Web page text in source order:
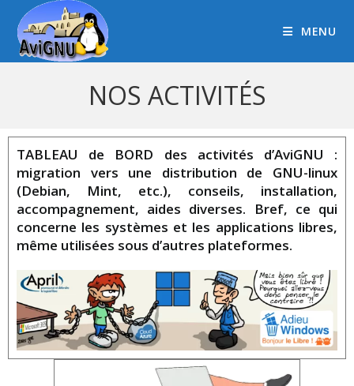
MENU
NOS ACTIVITÉS
TABLEAU de BORD des activités d’AviGNU :
migration vers une distribution de GNU-linux
(Debian, Mint, etc.), conseils, installation,
accompagnement, aides diverses. Bref, ce qui
concerne les systèmes et les applications libres,
même utilisées sous d’autres plateformes.